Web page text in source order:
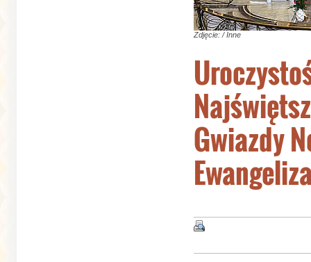
Zdjęcie: / Inne
Gwiazdy